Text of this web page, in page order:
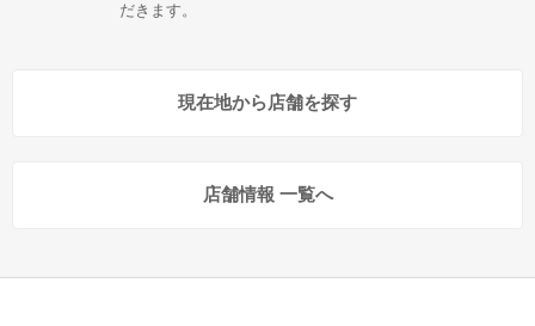
だきます。
現在地から店舗を探す
店舗情報 一覧へ